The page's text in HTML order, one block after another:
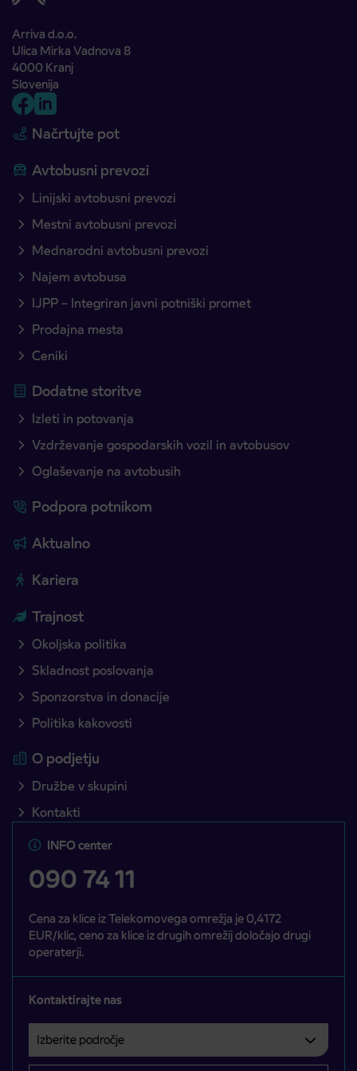
Arriva d.o.o.
Ulica Mirka Vadnova 8
4000 Kranj
Slovenija
Načrtujte pot
Avtobusni prevozi
Linijski avtobusni prevozi
Mestni avtobusni prevozi
Mednarodni avtobusni prevozi
Najem avtobusa
IJPP – Integriran javni potniški promet
Prodajna mesta
Ceniki
Dodatne storitve
Izleti in potovanja
Vzdrževanje gospodarskih vozil in avtobusov
Oglaševanje na avtobusih
Podpora potnikom
Aktualno
Kariera
Trajnost
Okoljska politika
Skladnost poslovanja
Sponzorstva in donacije
Politika kakovosti
O podjetju
Družbe v skupini
Kontakti
INFO center
090 74 11
Cena za klice iz Telekomovega omrežja je 0,4172
EUR/klic, ceno za klice iz drugih omrežij določajo drugi
operaterji.
Kontaktirajte nas
Izberite področje
Področje je obvezno izbrati.